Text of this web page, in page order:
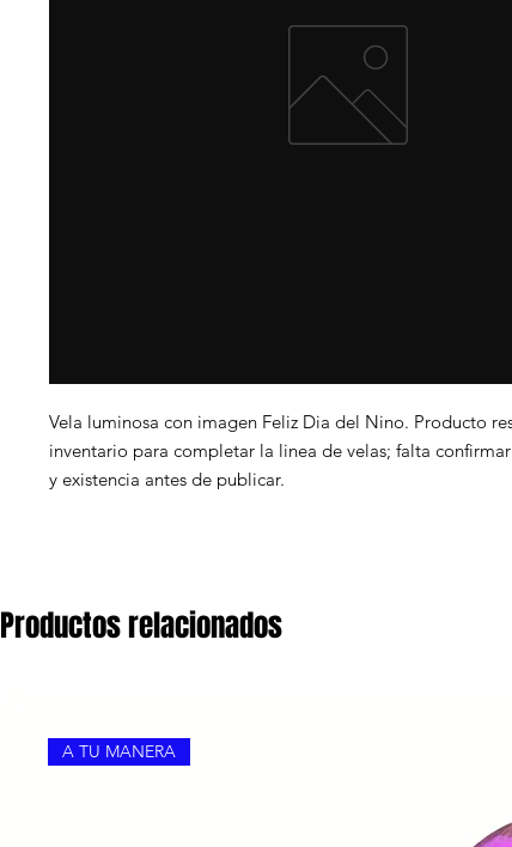
Vela luminosa con imagen Feliz Dia del Nino. Producto
inventario para completar la linea de velas; falta
y existencia antes de publicar.
Productos relacionados
A TU MANERA